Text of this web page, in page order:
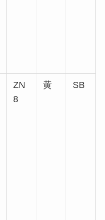
ZN
8
黄 SB